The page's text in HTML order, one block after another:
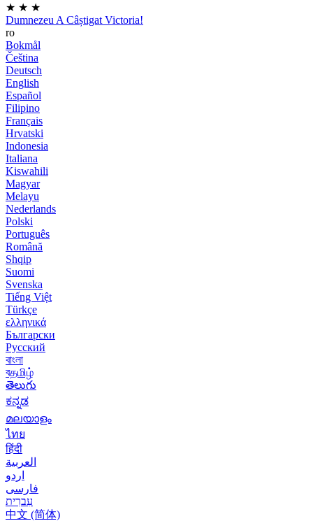
★ ★ ★
Dumnezeu A Câștigat Victoria!
ro
Bokmål
Čeština
Deutsch
English
Español
Filipino
Français
Hrvatski
Indonesia
Italiana
Kiswahili
Magyar
Melayu
Nederlands
Polski
Português
Română
Shqip
Suomi
Svenska
Tiếng Việt
Türkçe
ελληνικά
Български
Русский
বাংলা
বதமிழ்
తెలుగు
ಕನ್ನಡ
മലയാളം
ไทย
हिंदी
العربية
اردو
فارسی
עִברִית
中文 (简体)